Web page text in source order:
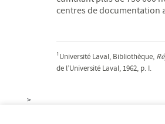
centres de documentation
¹Université Laval, Bibliothèque,
de l’Université Laval, 1962, p. I.
>